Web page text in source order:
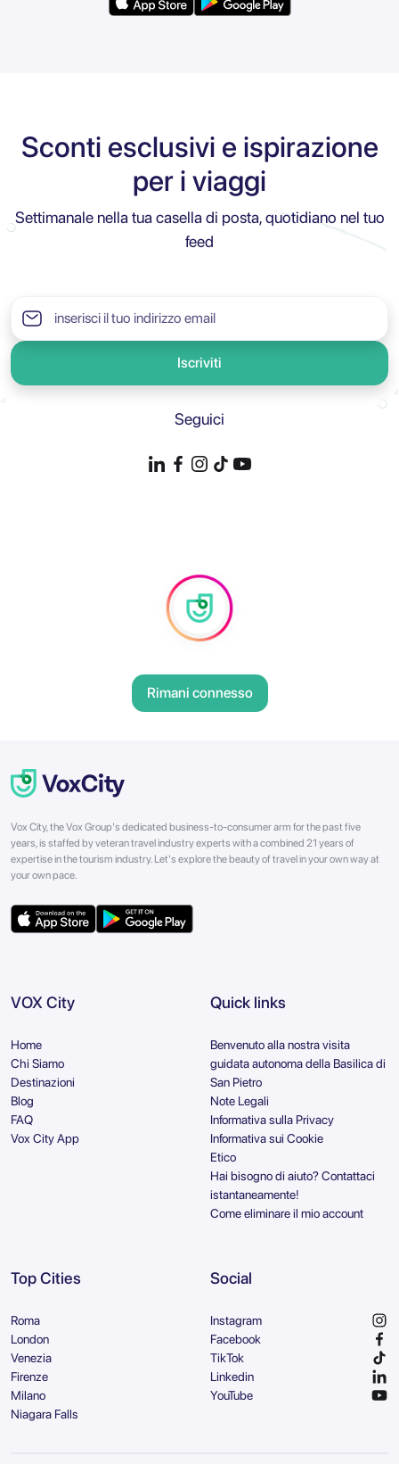
Sconti esclusivi e ispirazione
per i viaggi
Settimanale nella tua casella di posta, quotidiano nel tuo
feed
Iscriviti
Seguici
Rimani connesso
Vox City, the Vox Group's dedicated business-to-consumer arm for the past five
years, is staffed by veteran travel industry experts with a combined 21 years of
expertise in the tourism industry. Let's explore the beauty of travel in your own way at
your own pace.
VOX City
Home
Chi Siamo
Destinazioni
Blog
FAQ
Vox City App
Quick links
Benvenuto alla nostra visita
guidata autonoma della Basilica di
San Pietro
Note Legali
Informativa sulla Privacy
Informativa sui Cookie
Etico
Hai bisogno di aiuto? Contattaci
istantaneamente!
Come eliminare il mio account
Top Cities
Roma
London
Venezia
Firenze
Milano
Niagara Falls
Social
Instagram
Facebook
TikTok
Linkedin
YouTube